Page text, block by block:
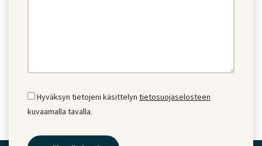
Hyväksyn tietojeni käsittelyn tietosuojaselosteen
kuvaamalla tavalla.